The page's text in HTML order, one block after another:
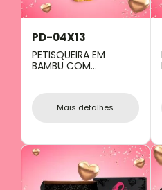
PD-04X13
PETISQUEIRA EM
BAMBU COM
Mais detalhes